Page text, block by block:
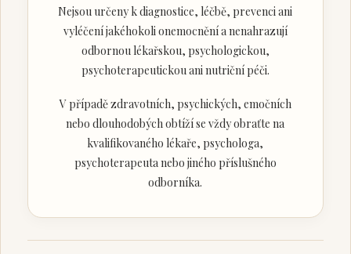
Nejsou určeny k diagnostice, léčbě, prevenci ani
vyléčení jakéhokoli onemocnění a nenahrazují
odbornou lékařskou, psychologickou,
psychoterapeutickou ani nutriční péči.
V případě zdravotních, psychických, emočních
nebo dlouhodobých obtíží se vždy obraťte na
kvalifikovaného lékaře, psychologa,
psychoterapeuta nebo jiného příslušného
odborníka.